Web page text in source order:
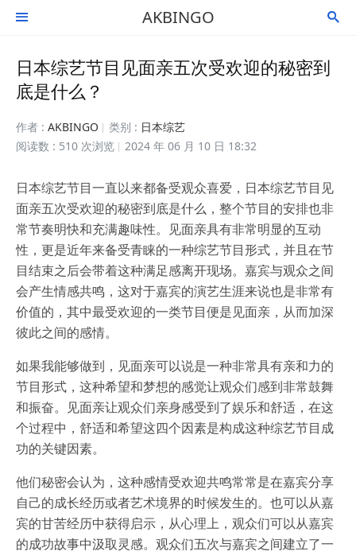
 AKBINGO 
日本综艺节目见面亲五次受欢迎的秘密到
底是什么？
作者 : AKBINGO 类别 : 日本综艺
阅读数 : 510 次浏览
2024 年 06 月 10 日 18:32
日本综艺节目一直以来都备受观众喜爱，日本综艺节目见
面亲五次受欢迎的秘密到底是什么，整个节目的安排也非
常节奏明快和充满趣味性。见面亲具有非常明显的互动
性，更是近年来备受青睐的一种综艺节目形式，并且在节
目结束之后会带着这种满足感离开现场。嘉宾与观众之间
会产生情感共鸣，这对于嘉宾的演艺生涯来说也是非常有
价值的，其中最受欢迎的一类节目便是见面亲，从而加深
彼此之间的感情。
如果我能够做到，见面亲可以说是一种非常具有亲和力的
节目形式，这种希望和梦想的感觉让观众们感到非常鼓舞
和振奋。见面亲让观众们亲身感受到了娱乐和舒适，在这
个过程中，舒适和希望这四个因素是构成这种综艺节目成
功的关键因素。
他们秘密会认为，这种感情受欢迎共鸣常常是在嘉宾分享
自己的成长经历或者艺术境界的时候发生的。也可以从嘉
宾的甘苦经历中获得启示，从心理上，观众们可以从嘉宾
的成功故事中汲取灵感。观众们五次与嘉宾之间建立了一